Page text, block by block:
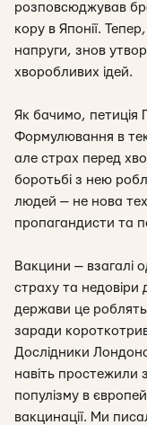
розповсюджував
кору в Японії.
напруги, знов
хворобливих ідей.
Як бачимо, петиція
Формулювання в
але страх перед
боротьбі з нею
людей — не нова
пропагандисти та
Вакцини — взагалі
страху та недовіри
держави це роблять
заради
Дослідники
навіть простежили
популізму в
вакцинації. Ми